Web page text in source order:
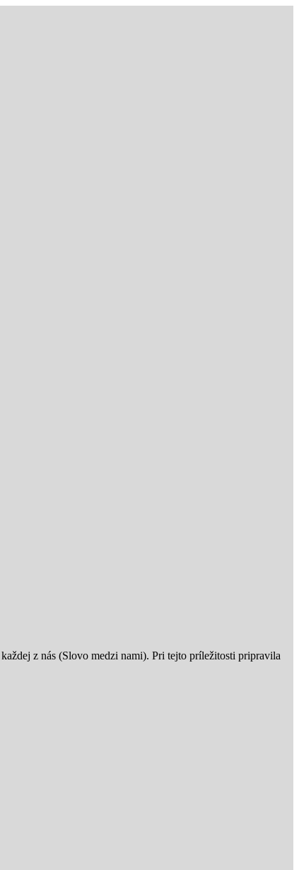
z nás (Slovo medzi nami). Pri tejto príležitosti pripravila